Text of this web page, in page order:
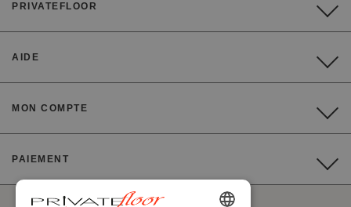
PRIVATEFLOOR
AIDE
MON COMPTE
PAIEMENT